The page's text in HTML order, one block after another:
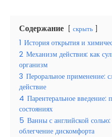
Содержание скрыть
1 История открытия и
2 Механизм действия: как
организм
3 Пероральное применение:
действие
4 Парентеральное
состояниях
5 Ванны с английской
облегчение дискомфорта